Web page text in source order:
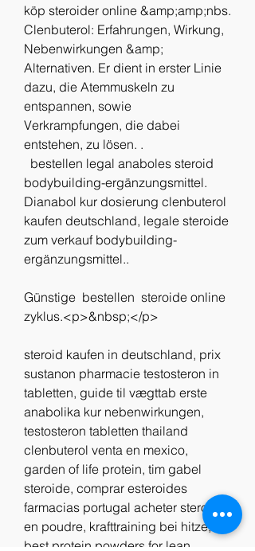
köp steroider online &amp;amp;nbs.
Clenbuterol: Erfahrungen, Wirkung,
Nebenwirkungen &amp;
Alternativen. Er dient in erster Linie
dazu, die Atemmuskeln zu
entspannen, sowie
Verkrampfungen, die dabei
entstehen, zu lösen. .
bodybuilding-ergänzungsmittel.
Dianabol kur dosierung clenbuterol
kaufen deutschland, legale steroide
zum verkauf bodybuilding-
ergänzungsmittel..
Günstige  bestellen  steroide online
zyklus.<p>&nbsp;</p>
steroid kaufen in deutschland, prix
sustanon pharmacie testosteron in
tabletten, guide til vægttab erste
anabolika kur nebenwirkungen,
testosteron tabletten thailand
clenbuterol venta en mexico,
garden of life protein, tim gabel
steroide, comprar esteroides
farmacias portugal acheter steroide
en poudre, krafttraining bei hitze,
best protein powders for lean